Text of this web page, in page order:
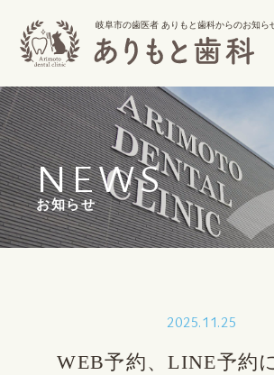
岐阜市の歯医者 ありもと歯科からのお知ら
NEWS
お知らせ
2025.11.25
WEB予約、LINE予約